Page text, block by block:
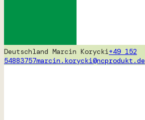
Deutschland Marcin Korycki+49 152
54883757marcin.korycki@ncprodukt.de